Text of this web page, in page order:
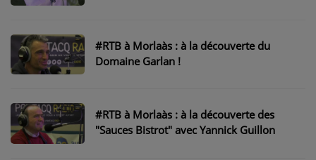
L'INFORMATION
EN QUOI ÇA CONSISTE ?
ÉCOUTEZ LES PRODUCTIONS
PARTICIPEZ
JEUX CONCOURS
#RTB à Morlaàs : à la découverte du
Domaine Garlan !
#RTB à Morlaàs : à la découverte des
"Sauces Bistrot" avec Yannick Guillon